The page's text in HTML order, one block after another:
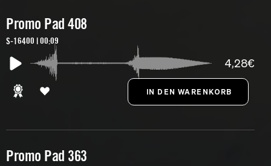
Promo Pad 408
S-16400 | 00:09
4,28€
Promo Pad 363